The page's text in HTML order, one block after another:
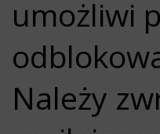
umożliwi
Należy